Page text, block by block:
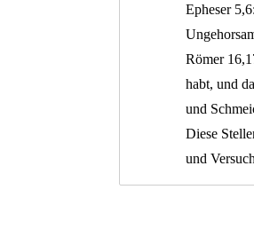
Epheser
Römer
habt, und
und
Diese
und